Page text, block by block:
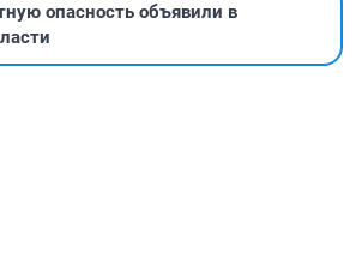
опасность объявили в